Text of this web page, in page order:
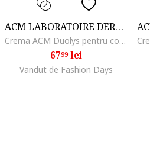
ACM LABORATOIRE DERMATOLOGIQUE
Crema ACM Duolys pentru conturul ochilor, 15 ml
6799lei
Vandut de Fashion Days